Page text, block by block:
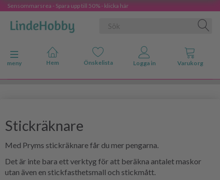
Sensommarsrea - Spara upp till 50% - klicka här
Ändra navigering
meny
Stickräknare
Med Pryms stickräknare får du mer pengarna.
Det är inte bara ett verktyg för att beräkna antalet maskor
utan även en stickfasthetsmall och stickmått.